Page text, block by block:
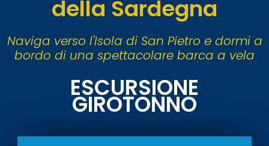
della Sardegna
Naviga verso l'Isola di San Pietro e dormi a
bordo di una spettacolare barca a vela
ESCURSIONE
GIROTONNO